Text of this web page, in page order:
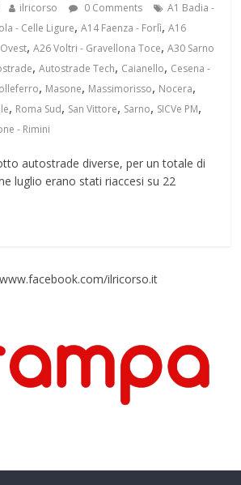
ilricorso 0 Comments
A1 Badia -
- Celle Ligure,A14 Faenza - Forlì,A16
,A26 Voltri - Gravellona Toce,A30 Sarno
,Autostrade Tech, Caianello, Cesena -
, Masone, Massimorisso, Nocera,
, Roma Sud, San Vittore, Sarno, SICVe PM,
- Rimini
autostrade diverse, per un totale di
luglio erano stati riaccesi su 22
ilricorso.it